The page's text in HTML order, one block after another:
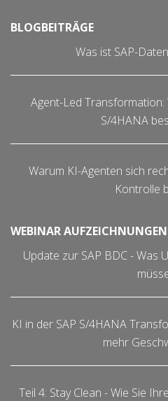
BLOGBEITRÄGE
Was ist SAP-
Agent-Led Transformation:
S/4HANA
Warum KI-Agenten sich
Kontrolle
WEBINAR AUFZEICHNUNGEN
Update zur SAP BDC - Was
KI in der SAP S/4HANA
mehr
Teil 4: Stay Clean - Wie Sie